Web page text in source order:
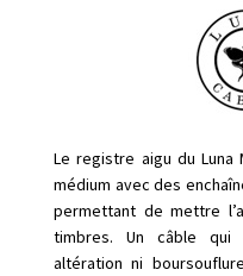
Leregistre aigu du Luna
médium avec des
permettant de mettre
timbres. Un câble qui
altération ni